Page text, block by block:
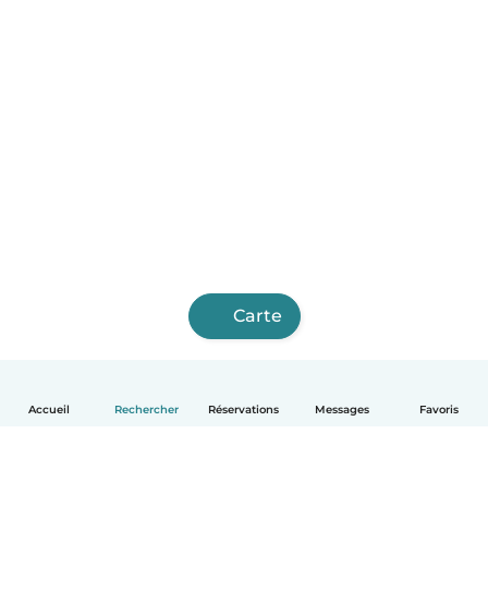
Accueil Rechercher Réservations Messages Favoris
Carte